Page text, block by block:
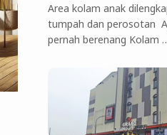
Area kolam anak
tumpah dan perosotan
pernah berenang Kolam